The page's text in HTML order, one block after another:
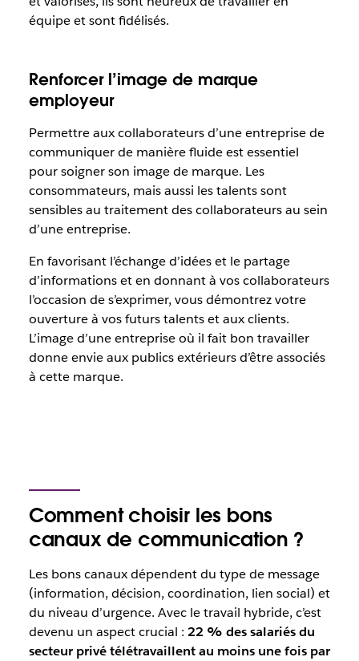
équipe et sont fidélisés.
Renforcer l’image de marque
employeur
Permettre aux collaborateurs d’une entreprise de
communiquer de manière fluide est essentiel
pour soigner son image de marque. Les
consommateurs, mais aussi les talents sont
sensibles au traitement des collaborateurs au sein
d’une entreprise.
En favorisant l’échange d’idées et le partage
d’informations et en donnant à vos collaborateurs
l’occasion de s’exprimer, vous démontrez votre
ouverture à vos futurs talents et aux clients.
L’image d’une entreprise où il fait bon travailler
donne envie aux publics extérieurs d’être associés
à cette marque.
Comment choisir les bons
canaux de communication ?
Les bons canaux dépendent du type de message
(information, décision, coordination, lien social) et
du niveau d’urgence. Avec le travail hybride, c’est
devenu un aspect crucial : 22 % des salariés du
secteur privé télétravaillent au moins une fois par